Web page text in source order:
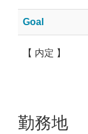
Goal
【 内定 】
勤務地